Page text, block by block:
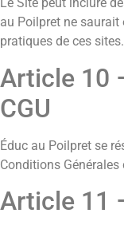
Le Site peut inclure
au Poilpret ne saurait
pratiques de ces sites.
Article 10
CGU
Éduc au Poilpret se
Conditions
Article 11